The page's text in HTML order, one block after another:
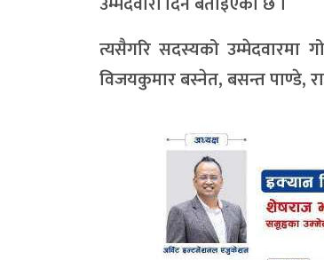
त्यसैगरि सदस्यको
विजयकुमार बस्नेत, बसन्त पाण्डे,